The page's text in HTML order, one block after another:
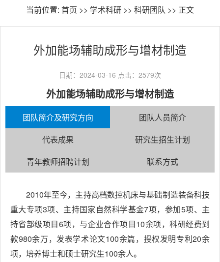
当前位置: 首页 >> 学术科研 >> 科研团队 >> 正文
外加能场辅助成形与增材制造
日期：2024-03-16 点击： 2579次
外加能场辅助成形与增材制造
团队简介及研究方向
团队人员简介
代表成果
研究生招生计划
青年教师招聘计划
联系方式
2010年至今，主持高档数控机床与基础制造装备科技
重大专项3项、主持国家自然科学基金7项，参加5项、主
持省部级项目6项，与企业合作项目10余项，科研经费到
款980余万，发表学术论文100余篇，授权发明专利20余
项，培养博士和硕士研究生100余人。